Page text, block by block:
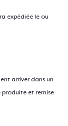
expédiée le ou
arriver dans un
produite et remise